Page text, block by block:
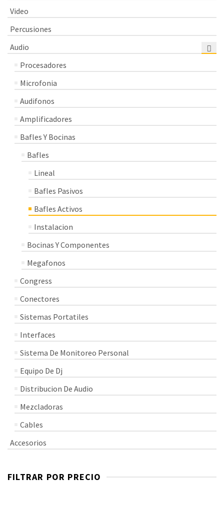
Video
Percusiones
Audio
Procesadores
Microfonia
Audifonos
Amplificadores
Bafles Y Bocinas
Bafles
Lineal
Bafles Pasivos
Bafles Activos
Instalacion
Bocinas Y Componentes
Megafonos
Congress
Conectores
Sistemas Portatiles
Interfaces
Sistema De Monitoreo Personal
Equipo De Dj
Distribucion De Audio
Mezcladoras
Cables
Accesorios
FILTRAR POR PRECIO